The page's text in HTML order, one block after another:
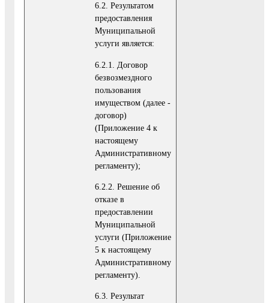
6.2. Результатом
предоставления
Муниципальной
услуги является:
6.2.1. Договор
безвозмездного
пользования
имуществом (далее -
договор)
(Приложение 4 к
настоящему
Административному
регламенту);
6.2.2. Решение об
отказе в
предоставлении
Муниципальной
услуги (Приложение
5 к настоящему
Административному
регламенту).
6.3. Результат